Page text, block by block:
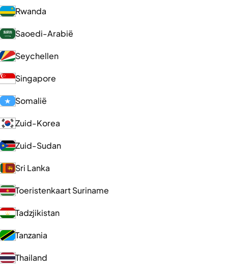
Rwanda
Saoedi-Arabië
Seychellen
Singapore
Somalië
Zuid-Korea
Zuid-Sudan
Sri Lanka
Toeristenkaart Suriname
Tadzjikistan
Tanzania
Thailand